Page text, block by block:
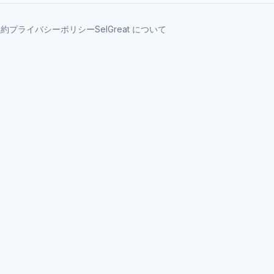
プライバシーポリシーSelGreat について